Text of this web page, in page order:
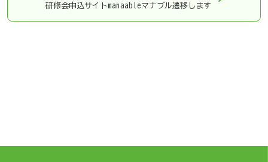
研修会申込サイトmanaableマナブル遷移します